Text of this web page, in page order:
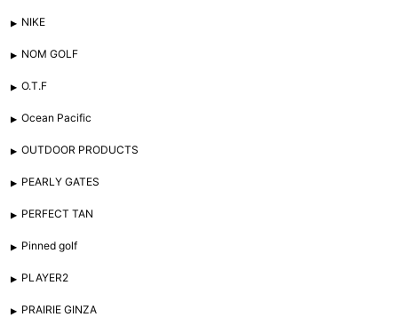
NIKE
NOM GOLF
O.T.F
Ocean Pacific
OUTDOOR PRODUCTS
PEARLY GATES
PERFECT TAN
Pinned golf
PLAYER2
PRAIRIE GINZA